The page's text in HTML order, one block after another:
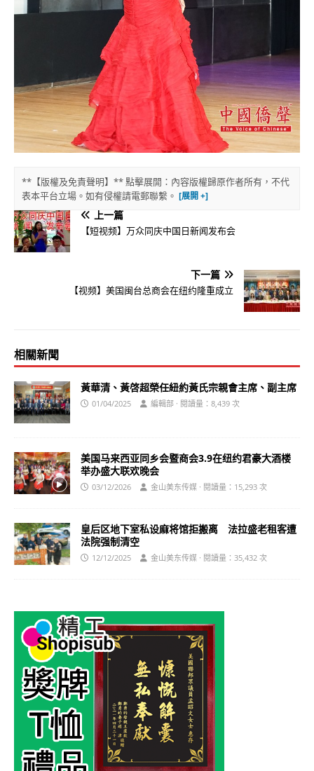
**【版權及免責聲明】** 點擊展開：內容版權歸原作者所有，不代
表本平台立場。如有侵權請電郵聯繫。
上一篇
【短视频】万众同庆中国日新闻发布会
下一篇
【视频】美国闽台总商会在纽约隆重成立
相關新聞
黃華清、黃啓超榮任紐約黃氏宗親會主席、副主席
01/04/2025 編輯部 · 閱讀量：8,439 次
美国马来西亚同乡会暨商会3.9在纽约君豪大酒楼
举办盛大联欢晚会
03/12/2026 金山美东传媒 · 閱讀量：15,293 次
皇后区地下室私设麻将馆拒搬离 法拉盛老租客遭
法院强制清空
12/12/2025 金山美东传媒 · 閱讀量：35,432 次